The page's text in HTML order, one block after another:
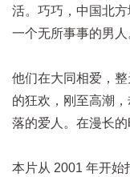
活。巧巧，中国北
一个无所事事的男人
他们在大同相爱，
的狂欢，刚至高潮
落的爱人。在漫长的
本片从 2001 年开始